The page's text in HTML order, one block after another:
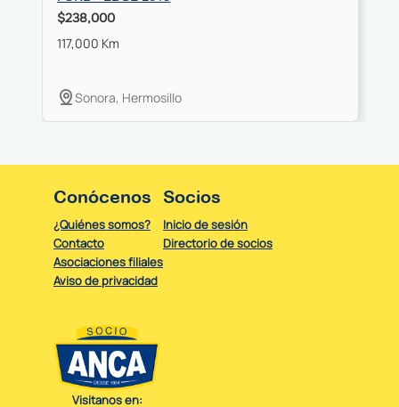
$238,000
117,000 Km
Sonora, Hermosillo
Conócenos
¿Quiénes somos?
Contacto
Asociaciones filiales
Aviso de privacidad
Socios
Inicio de sesión
Directorio de socios
Visitanos en: